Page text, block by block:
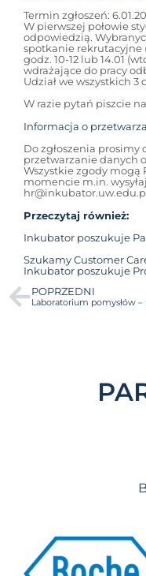
Termin zgłoszeń:
W pierwszej połowie
odpowiedzią.
spotkanie rekrutacyjne
godz. 10-12 lub 14.01
wdrażające do pracy
Udział we wszystkich
W razie pytań piszcie
Informacja o
Do zgłoszenia prosimy
przetwarzanie danych
Wszystkie zgody mogą
momencie m.in.
Przeczytaj również:
Inkubator poszukuje
Szukamy Customer
Inkubator poszukuje
POPRZEDNI